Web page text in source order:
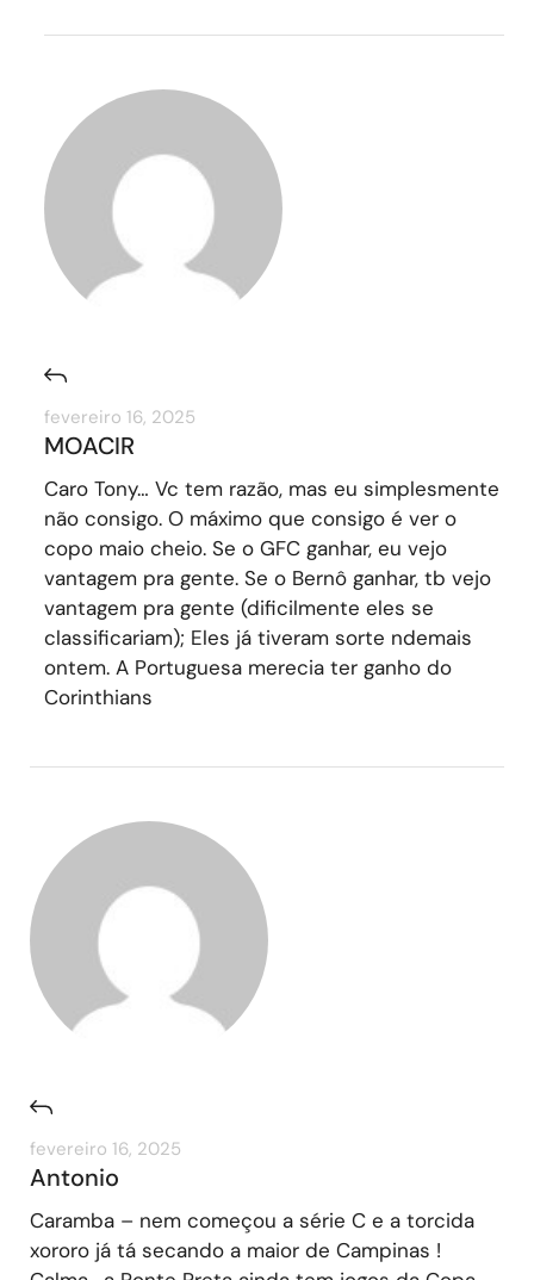
fevereiro 16, 2025
MOACIR
Caro Tony… Vc tem razão, mas eu simplesmente
não consigo. O máximo que consigo é ver o
copo maio cheio. Se o GFC ganhar, eu vejo
vantagem pra gente. Se o Bernô ganhar, tb vejo
vantagem pra gente (dificilmente eles se
classificariam); Eles já tiveram sorte ndemais
ontem. A Portuguesa merecia ter ganho do
Corinthians
fevereiro 16, 2025
Antonio
Caramba – nem começou a série C e a torcida
xororo já tá secando a maior de Campinas !